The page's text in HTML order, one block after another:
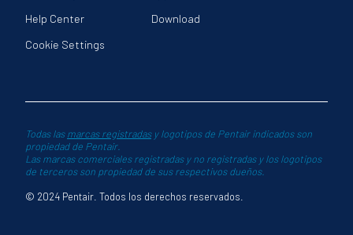
Help Center
Download
Cookie Settings
Todas lasmarcas registradasy logotipos de Pentair indicados son
propiedad de Pentair.
Las marcas comerciales registradas y no registradas y los logotipos
de terceros son propiedad de sus respectivos dueños.
© 2024 Pentair. Todos los derechos reservados.